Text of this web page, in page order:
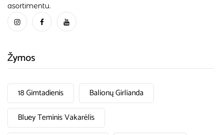
asortimentu.
Žymos
18 Gimtadienis
Balionų Girlianda
Bluey Teminis Vakarėlis